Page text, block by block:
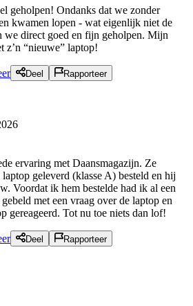
geholpen! Ondanks dat we zonder
kwamen lopen - wat eigenlijk niet de
we direct goed en fijn geholpen. Mijn
z’n “nieuwe” laptop!
Deel Rapporteer
ervaring met Daansmagazijn. Ze
geleverd (klasse A) besteld en hij
Voordat ik hem bestelde had ik al een
met een vraag over de laptop en
gereageerd. Tot nu toe niets dan lof!
Deel Rapporteer